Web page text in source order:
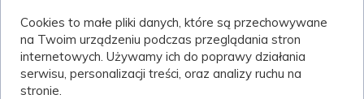
środę o 18:00 w sali na pod kościołem.
Bóg Zapłać za ofiary na tacę podczas
mszy św. oraz na konto parafialne, Dziękuję
z całego serca za te Wsze dary.
Cookies to małe pliki danych, które są przechowywane
na Twoim urządzeniu podczas przeglądania stron
internetowych. Używamy ich do poprawy działania
serwisu, personalizacji treści, oraz analizy ruchu na
stronie.